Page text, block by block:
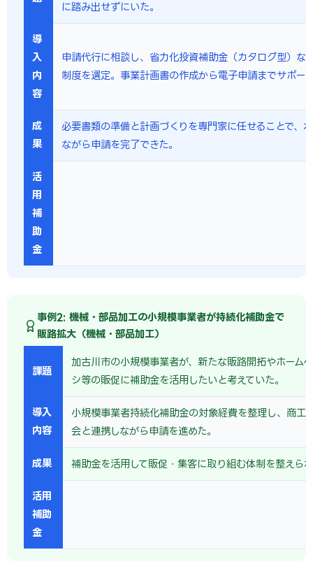
に踏み出せずにいた。
導
入
内
容
申請代行に相談し、省力化投資補助金（カタログ型）な
制度を選定。事業計画書の作成から電子申請までサポー
成
果
必要書類の準備と計画づくりを専門家に任せることで、
ながら申請を完了できた。
活
用
補
助
金
事例2: 機械・部品加工の小規模事業者が持続化補助金で
販路拡大（機械・部品加工）
課題
加古川市の小規模事業者が、新たな販路開拓やホーム
シ等の販促に補助金を活用したいと考えていた。
導入
内容
小規模事業者持続化補助金の対象経費を整理し、商工
会と連携しながら申請を進めた。
成果 補助金を活用して販促・集客に取り組む体制を整えら
活用
補助
金